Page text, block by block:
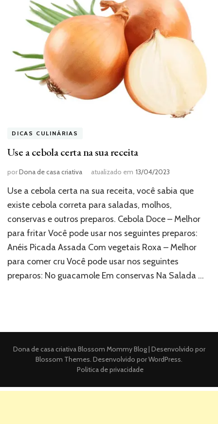
DICAS CULINÁRIAS
Use a cebola certa na sua receita
porDona de casa criativa atualizado em 13/04/2023
Use a cebola certa na sua receita, você sabia que
existe cebola correta para saladas, molhos,
conservas e outros preparos. Cebola Doce – Melhor
para fritar Você pode usar nos seguintes preparos:
Anéis Picada Assada Com vegetais Roxa – Melhor
para comer cru Você pode usar nos seguintes
preparos: No guacamole Em conservas Na Salada …
Dona de casa criativaBlossom Mommy Blog | Desenvolvido por
Blossom Themes. Desenvolvido porWordPress.
Politica de privacidade